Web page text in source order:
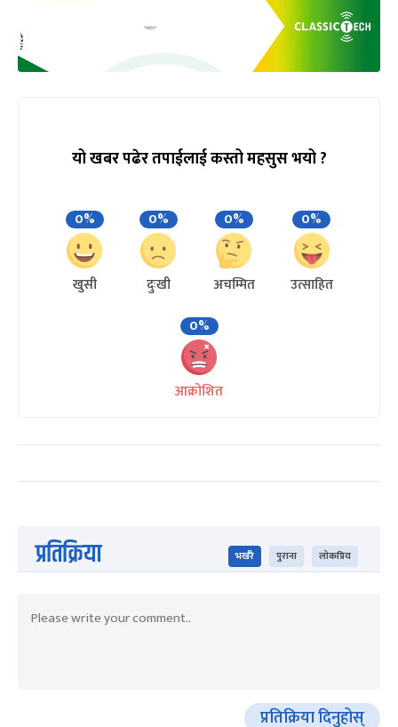
यो खबर पढेर तपाईलाई कस्तो महसुस भयो ?
0%
खुसी
0%
दुःखी
0%
अचम्मित
0%
उत्साहित
0%
आक्रोशित
प्रतिक्रिया भर्खरै पुराना लोकप्रिय
प्रतिक्रिया दिनुहोस्